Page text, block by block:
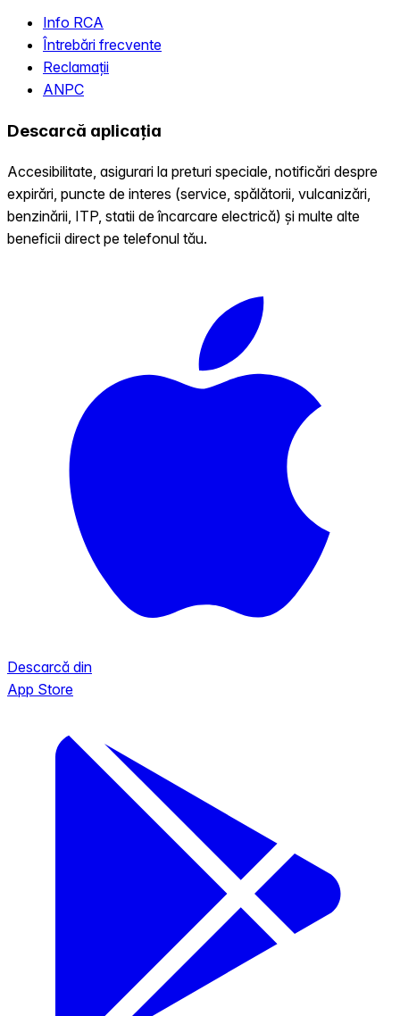
Info RCA
Întrebări frecvente
Reclamații
ANPC
Descarcă aplicația
Accesibilitate, asigurari la preturi speciale, notificări despre
expirări, puncte de interes (service, spălătorii, vulcanizări,
benzinării, ITP, statii de încarcare electrică) și multe alte
beneficii direct pe telefonul tău.
Descarcă din
App Store